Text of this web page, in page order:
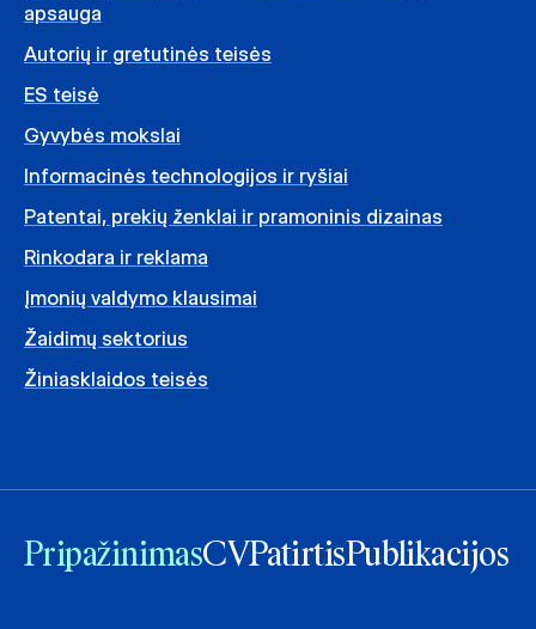
apsauga
Autorių ir gretutinės teisės
ES teisė
Gyvybės mokslai
Informacinės technologijos ir ryšiai
Patentai, prekių ženklai ir pramoninis dizainas
Rinkodara ir reklama
Įmonių valdymo klausimai
Žaidimų sektorius
Žiniasklaidos teisės
PripažinimasCVPatirtisPublikacijos